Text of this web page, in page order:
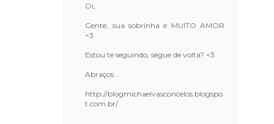
Oi,
Gente, sua sobrinha é MUITO AMOR
<3
Estou te seguindo, segue de volta? <3
Abraços...
http://blogmichaelvasconcelos.blogspo
t.com.br/